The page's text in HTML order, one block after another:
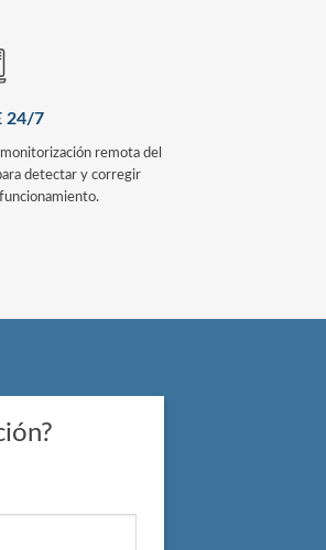
24/7
remota del
detectar y corregir